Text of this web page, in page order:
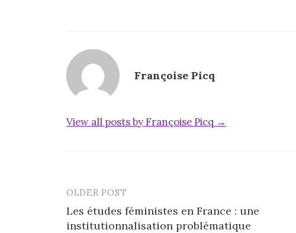
Françoise Picq
View all posts by Françoise Picq →
Post
navigation
OLDER POST
Les études féministes en France : une
institutionnalisation problématique